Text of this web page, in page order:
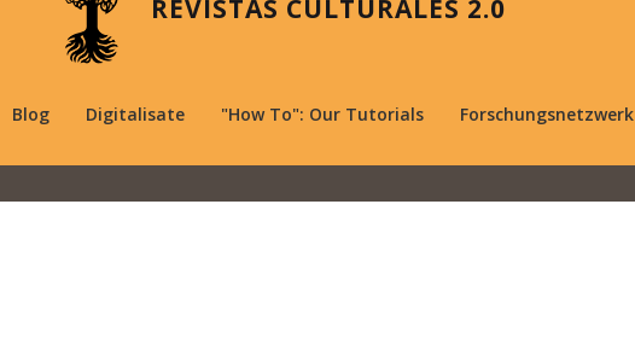
REVISTAS CULTURALES 2.0
Blog Digitalisate "How To": Our Tutorials Forschungsnetzwerk